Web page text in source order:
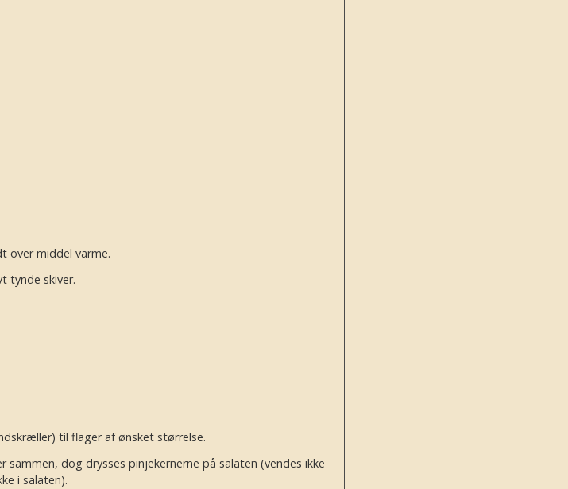
over middel varme.
tynde skiver.
til flager af ønsket størrelse.
sammen, dog drysses pinjekernerne på salaten (vendes ikke
i salaten).